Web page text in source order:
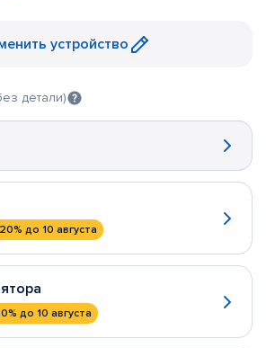
устройство
детали)
до 10 августа
до 10 августа